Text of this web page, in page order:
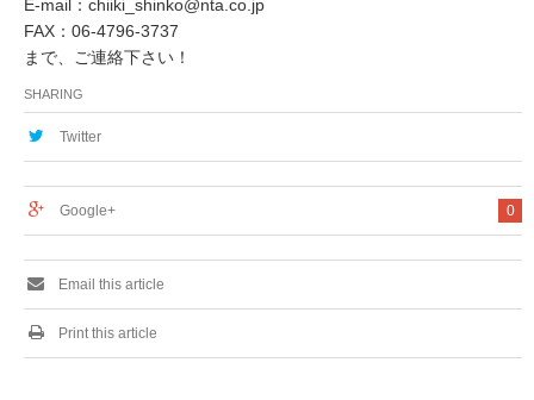
E-mail：chiiki_shinko@nta.co.jp
FAX：06-4796-3737
まで、ご連絡下さい！
SHARING
Twitter
0
Google+
Email this article
Print this article